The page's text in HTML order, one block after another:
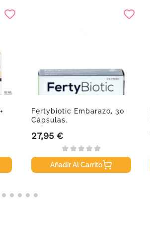
Fertybiotic Embarazo, 30
Cápsulas.
Precio
27,95 €
Añadir Al Carrito